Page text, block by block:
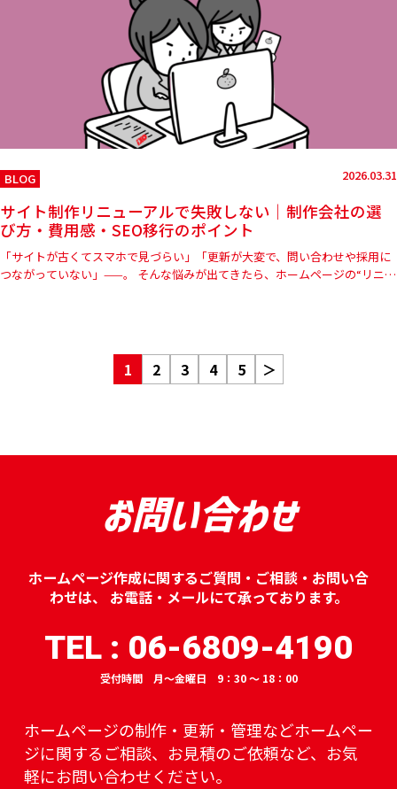
BLOG 2026.03.31
サイト制作リニューアルで失敗しない｜制作会社の選
び方・費用感・SEO移行のポイント
「サイトが古くてスマホで見づらい」「更新が大変で、問い合わせや採用に
つながっていない」——。 そんな悩みが出てきたら、ホームページの“リニュ
1 2 3 4 5 ＞
お問い合わせ
ホームページ作成に関するご質問・ご相談・お問い合
わせは、
お電話・メールにて承っております。
TEL : 06-6809-4190
受付時間 月～金曜日 9：30 ～ 18：00
ホームページの制作・更新・管理などホームペー
ジに関するご相談、 お見積のご依頼など、お気
軽にお問い合わせください。